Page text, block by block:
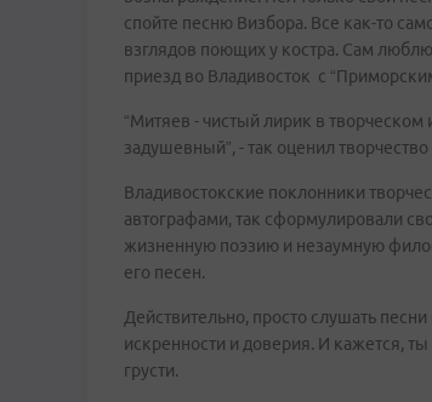
спойте песню Визбора. Все как-то
взглядов поющих у костра. Сам
приезд во Владивосток с
“Митяев - чистый лирик в
задушевный”, - так оценил
Владивостокские поклонники
автографами, так сформулировали
жизненную поэзию и незаумную
его песен.
Действительно, просто слушать
искренности и доверия. И кажется,
грусти.